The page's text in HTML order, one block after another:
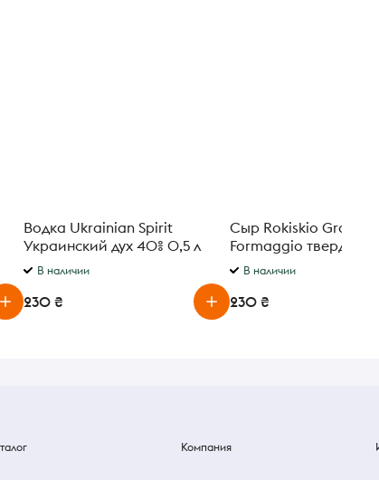
Водка Ukrainian Spirit
Украинский дух 40% 0,5 л
В наличии
230 ₴
Сыр Rokiskio Grand
Formaggio твердый
выдержка 12 месяцев
В наличии
230 ₴
Компания